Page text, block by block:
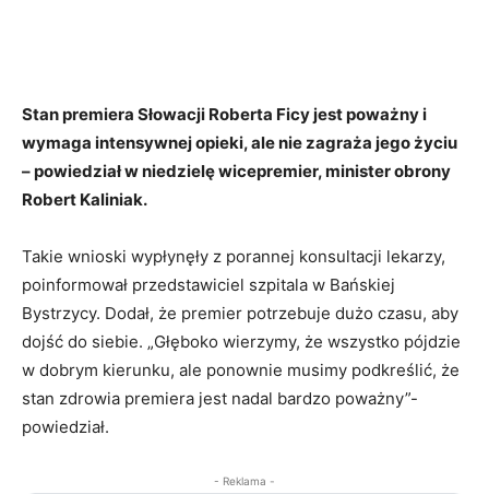
Stan premiera Słowacji Roberta Ficy jest poważny i
wymaga intensywnej opieki, ale nie zagraża jego życiu
– powiedział w niedzielę wicepremier, minister obrony
Robert Kaliniak.
Takie wnioski wypłynęły z porannej konsultacji lekarzy,
poinformował przedstawiciel szpitala w Bańskiej
Bystrzycy. Dodał, że premier potrzebuje dużo czasu, aby
dojść do siebie. „Głęboko wierzymy, że wszystko pójdzie
w dobrym kierunku, ale ponownie musimy podkreślić, że
stan zdrowia premiera jest nadal bardzo poważny”-
powiedział.
- Reklama -